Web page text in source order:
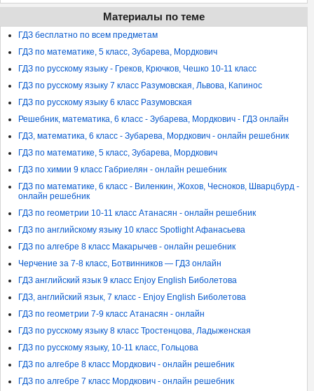
Материалы по теме
ГДЗ бесплатно по всем предметам
ГДЗ по математике, 5 класс, Зубарева, Мордкович
ГДЗ по русскому языку - Греков, Крючков, Чешко 10-11 класс
ГДЗ по русскому языку 7 класс Разумовская, Львова, Капинос
ГДЗ по русскому языку 6 класс Разумовская
Решебник, математика, 6 класс - Зубарева, Мордкович - ГДЗ онлайн
ГДЗ, математика, 6 класс - Зубарева, Мордкович - онлайн решебник
ГДЗ по математике, 5 класс, Зубарева, Мордкович
ГДЗ по химии 9 класс Габриелян - онлайн решебник
ГДЗ по математике, 6 класс - Виленкин, Жохов, Чесноков, Шварцбурд -
онлайн решебник
ГДЗ по геометрии 10-11 класс Атанасян - онлайн решебник
ГДЗ по английскому языку 10 класс Spotlight Афанасьева
ГДЗ по алгебре 8 класс Макарычев - онлайн решебник
Черчение за 7-8 класс, Ботвинников — ГДЗ онлайн
ГДЗ английский язык 9 класс Enjoy English Биболетова
ГДЗ, английский язык, 7 класс - Enjoy English Биболетова
ГДЗ по геометрии 7-9 класс Атанасян - онлайн
ГДЗ по русскому языку 8 класс Тростенцова, Ладыженская
ГДЗ по русскому языку, 10-11 класс, Гольцова
ГДЗ по алгебре 8 класс Мордкович - онлайн решебник
ГДЗ по алгебре 7 класс Мордкович - онлайн решебник